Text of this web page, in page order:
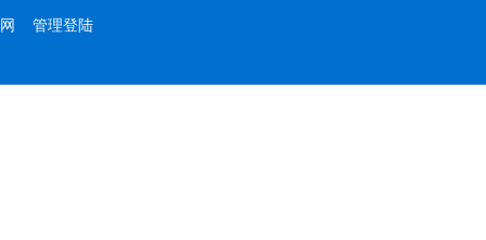
网
管理登陆